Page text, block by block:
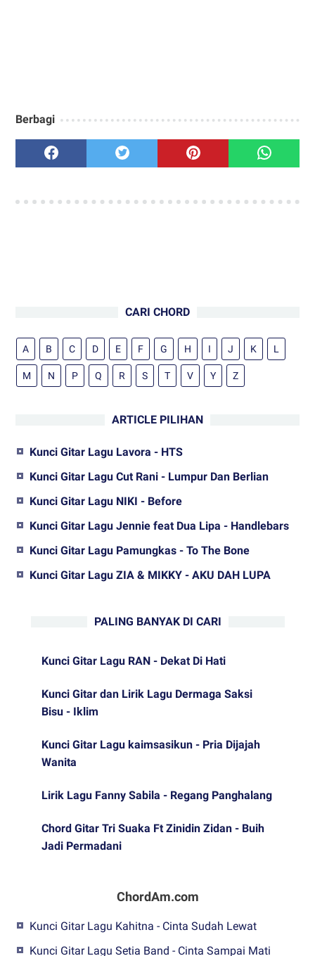
Berbagi
CARI CHORD
A B C D E F G H I J K L
M N P Q R S T V Y Z
ARTICLE PILIHAN
Kunci Gitar Lagu Lavora - HTS
Kunci Gitar Lagu Cut Rani - Lumpur Dan Berlian
Kunci Gitar Lagu NIKI - Before
Kunci Gitar Lagu Jennie feat Dua Lipa - Handlebars
Kunci Gitar Lagu Pamungkas - To The Bone
Kunci Gitar Lagu ZIA & MIKKY - AKU DAH LUPA
PALING BANYAK DI CARI
Kunci Gitar Lagu RAN - Dekat Di Hati
Kunci Gitar dan Lirik Lagu Dermaga Saksi
Bisu - Iklim
Kunci Gitar Lagu kaimsasikun - Pria Dijajah
Wanita
Lirik Lagu Fanny Sabila - Regang Panghalang
Chord Gitar Tri Suaka Ft Zinidin Zidan - Buih
Jadi Permadani
ChordAm.com
Kunci Gitar Lagu Kahitna - Cinta Sudah Lewat
Kunci Gitar Lagu Setia Band - Cinta Sampai Mati